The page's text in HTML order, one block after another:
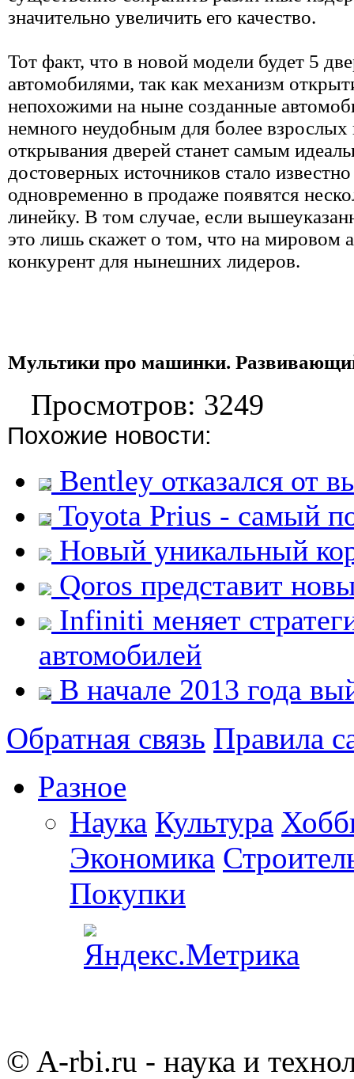
значительно увеличить его качество.
Тот факт, что в новой модели будет 5
автомобилями, так как механизм
непохожими на ныне созданные
немного неудобным для более
открывания дверей станет самым
достоверных источников стало
одновременно в продаже появятся
линейку. В том случае, если
это лишь скажет о том, что на мировом
конкурент для нынешних лидеров.
Мультики про машинки.
Просмотров: 3249
Похожие новости:
Bentley отказался от
Toyota Prius - самый
Новый уникальный
Qoros представит
Infiniti меняет
автомобилей
В начале 2013 года
Обратная связь Правила
Разное
Наука Культура
Экономика
Покупки
© A-rbi.ru - наука и